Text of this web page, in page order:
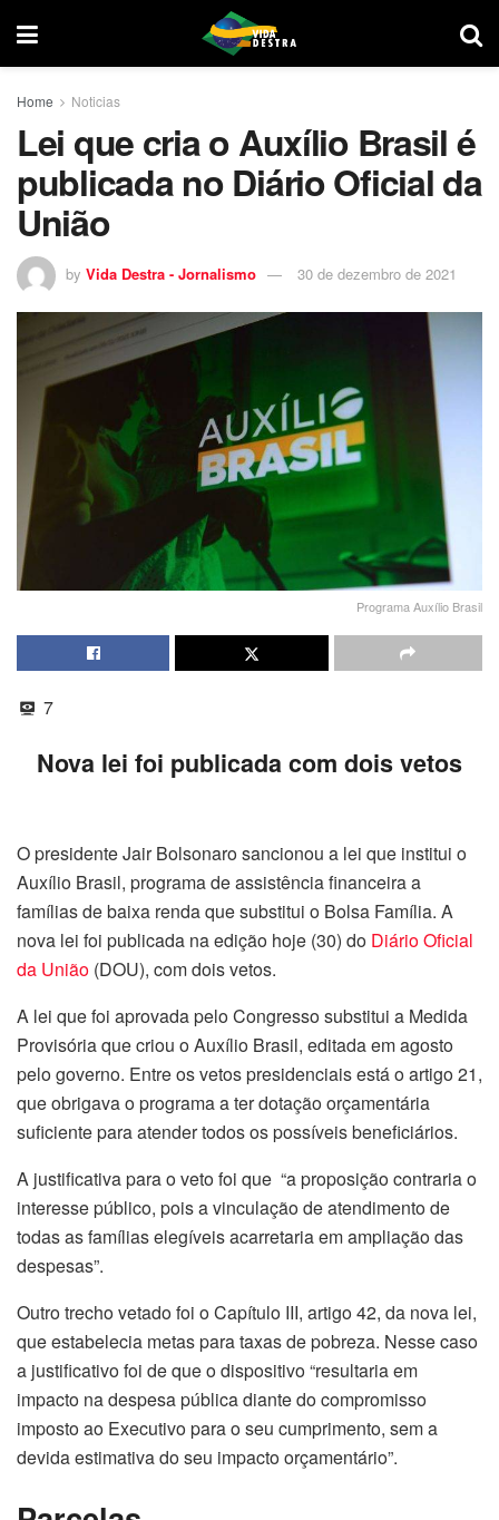
Home Noticias
Lei que cria o Auxílio Brasil é
publicada no Diário Oficial da
União
by Vida Destra - Jornalismo 30 de dezembro de 2021
Programa Auxílio Brasil
7
Nova lei foi publicada com dois vetos
O presidente Jair Bolsonaro sancionou a lei que institui o
Auxílio Brasil, programa de assistência financeira a
famílias de baixa renda que substitui o Bolsa Família. A
nova lei foi publicada na edição hoje (30) do Diário Oficial
da União (DOU), com dois vetos.
A lei que foi aprovada pelo Congresso substitui a Medida
Provisória que criou o Auxílio Brasil, editada em agosto
pelo governo. Entre os vetos presidenciais está o artigo 21,
que obrigava o programa aterdotação orçamentária
suficiente para atender todos os possíveis beneficiários.
A justificativa para o veto foi que “a proposição contraria o
interesse público, pois a vinculação de atendimento de
todas as famílias elegíveis acarretaria em ampliação das
despesas”.
Outro trecho vetado foi o Capítulo III, artigo 42, da nova lei,
que estabelecia metas para taxas de pobreza. Nesse caso
a justificativo foi de que o dispositivo “resultaria em
impacto na despesa pública diante do compromisso
imposto ao Executivo para o seu cumprimento, sem a
devida estimativa do seu impacto orçamentário”.